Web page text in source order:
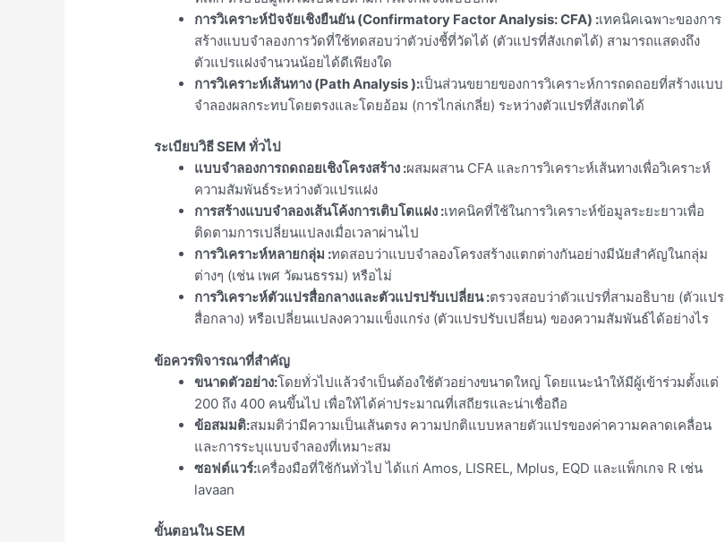
การวิเคราะห์ปัจจัยเชิงยืนยัน (Confirmatory Factor Analysis: CFA) :เทคนิคเฉพาะของการ
สร้างแบบจำลองการวัดที่ใช้ทดสอบว่าตัวบ่งชี้ที่วัดได้ (ตัวแปรที่สังเกตได้) สามารถแสดงถึง
ตัวแปรแฝงจำนวนน้อยได้ดีเพียงใด
การวิเคราะห์เส้นทาง (Path Analysis):เป็นส่วนขยายของการวิเคราะห์การถดถอยที่สร้างแบบ
จำลองผลกระทบโดยตรงและโดยอ้อม (การไกล่เกลี่ย) ระหว่างตัวแปรที่สังเกตได้
ระเบียบวิธี SEM ทั่วไป
แบบจำลองการถดถอยเชิงโครงสร้าง :ผสมผสาน CFA และการวิเคราะห์เส้นทางเพื่อวิเคราะห์
ความสัมพันธ์ระหว่างตัวแปรแฝง
การสร้างแบบจำลองเส้นโค้งการเติบโตแฝง :เทคนิคที่ใช้ในการวิเคราะห์ข้อมูลระยะยาวเพื่อ
ติดตามการเปลี่ยนแปลงเมื่อเวลาผ่านไป
การวิเคราะห์หลายกลุ่ม :ทดสอบว่าแบบจำลองโครงสร้างแตกต่างกันอย่างมีนัยสำคัญในกลุ่ม
ต่างๆ (เช่น เพศ วัฒนธรรม) หรือไม่
การวิเคราะห์ตัวแปรสื่อกลางและตัวแปรปรับเปลี่ยน:ตรวจสอบว่าตัวแปรที่สามอธิบาย (ตัวแปร
สื่อกลาง) หรือเปลี่ยนแปลงความแข็งแกร่ง (ตัวแปรปรับเปลี่ยน) ของความสัมพันธ์ได้อย่างไร
ข้อควรพิจารณาที่สำคัญ
ขนาดตัวอย่าง:โดยทั่วไปแล้วจำเป็นต้องใช้ตัวอย่างขนาดใหญ่ โดยแนะนำให้มีผู้เข้าร่วมตั้งแต่
200 ถึง 400 คนขึ้นไป เพื่อให้ได้ค่าประมาณที่เสถียรและน่าเชื่อถือ
ข้อสมมติ:สมมติว่ามีความเป็นเส้นตรง ความปกติแบบหลายตัวแปรของค่าความคลาดเคลื่อน
และการระบุแบบจำลองที่เหมาะสม
ซอฟต์แวร์:เครื่องมือที่ใช้กันทั่วไป ได้แก่ Amos, LISREL, Mplus, EQD และแพ็กเกจ R เช่น
lavaan
ขั้นตอนใน SEM